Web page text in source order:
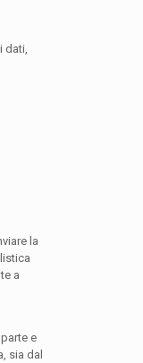
dati,
la
a
e
sia dal